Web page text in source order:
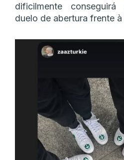
dificilmente
duelo de abertura frente à